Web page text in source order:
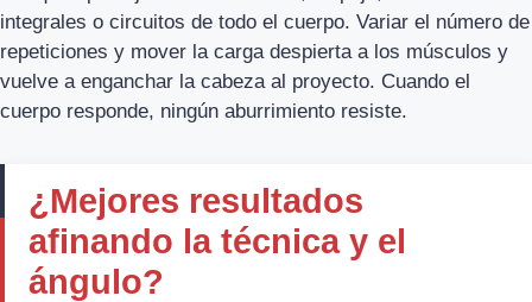
integrales o circuitos de todo el cuerpo. Variar el número de
repeticiones y mover la carga despierta a los músculos y
vuelve a enganchar la cabeza al proyecto. Cuando el
cuerpo responde, ningún aburrimiento resiste.
¿Mejores resultados
afinando la técnica y el
ángulo?